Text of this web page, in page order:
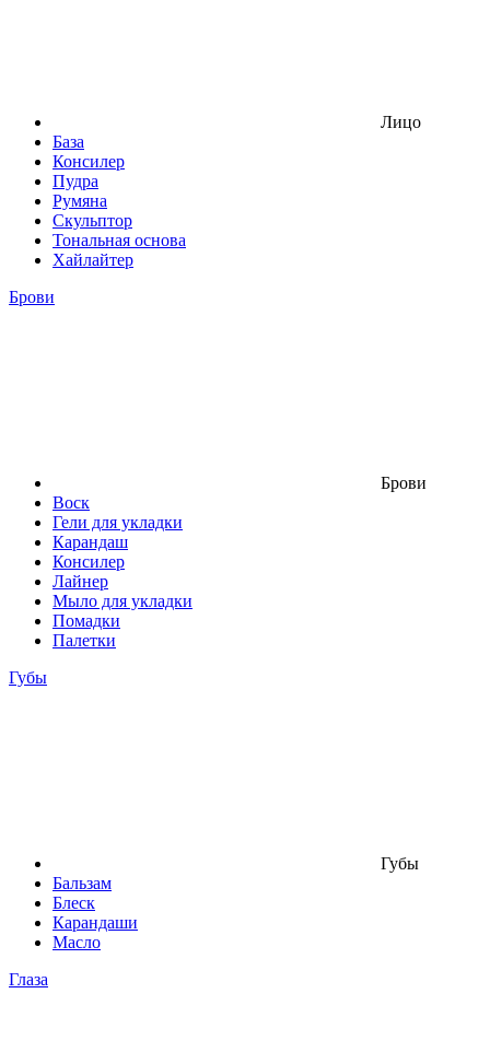
Лицо
База
Консилер
Пудра
Румяна
Скульптор
Тональная основа
Хайлайтер
Брови
Брови
Воск
Гели для укладки
Карандаш
Консилер
Лайнер
Мыло для укладки
Помадки
Палетки
Губы
Губы
Бальзам
Блеск
Карандаши
Масло
Глаза